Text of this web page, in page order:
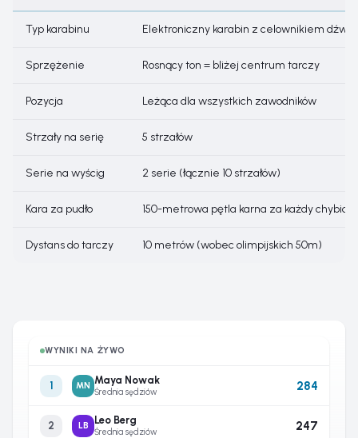
Typ karabinu Elektroniczny karabin z celownikiem
Sprzężenie Rosnący ton = bliżej centrum tarczy
Pozycja Leżąca dla wszystkich zawodników
Strzały na serię 5 strzałów
Serie na wyścig 2 serie (łącznie 10 strzałów)
Kara za pudło 150-metrowa pętla karna za każdy
Dystans do tarczy 10 metrów (wobec olimpijskich 50m)
WYNIKI NA ŻYWO
1 MN Maya Nowak
Średnia sędziów 284
2 LB Leo Berg
Średnia sędziów 247